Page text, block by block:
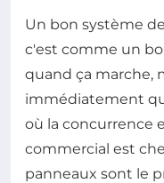
Un bon système
c'est comme un
quand ça marche,
immédiatement
où la concurrence
commercial est
panneaux sont le